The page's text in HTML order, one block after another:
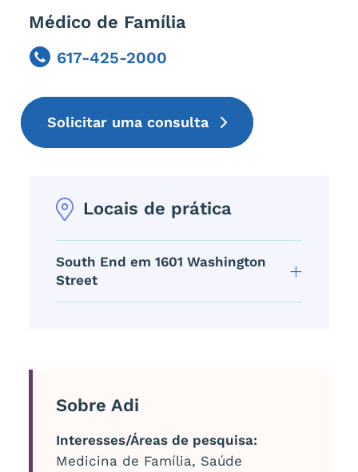
Médico de Família
617-425-2000
Phone
Solicitar uma consulta
Locais de prática
South End em 1601 Washington
Street
Sobre Adi
Interesses/Áreas de pesquisa:
Medicina de Família, Saúde